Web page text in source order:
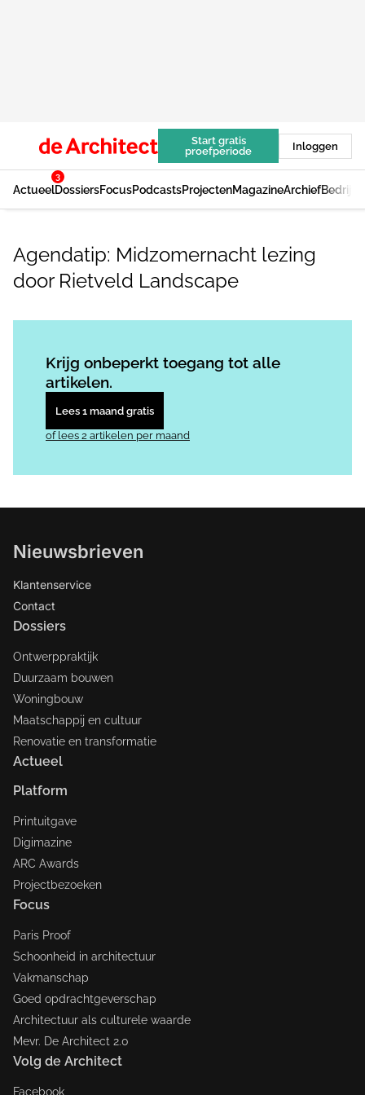
Start gratis
proefperiode
Inloggen
Actueel
3
DossiersFocusPodcastsProjectenMagazineArchief
Agendatip: Midzomernacht lezing
door Rietveld Landscape
Krijg onbeperkt toegang tot alle
artikelen.
Lees 1 maand gratis
of lees 2 artikelen per maand
Nieuwsbrieven
Klantenservice
Contact
Dossiers
Ontwerppraktijk
Duurzaam bouwen
Woningbouw
Maatschappij en cultuur
Renovatie en transformatie
Actueel
Platform
Printuitgave
Digimazine
ARC Awards
Projectbezoeken
Focus
Paris Proof
Schoonheid in architectuur
Vakmanschap
Goed opdrachtgeverschap
Architectuur als culturele waarde
Mevr. De Architect 2.0
Volg de Architect
Facebook